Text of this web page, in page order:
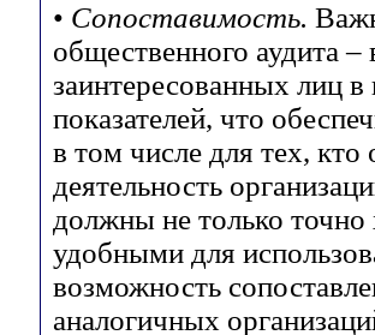
• Сопоставимость.
общественного аудита
заинтересованных лиц
показателей, что
в том числе для тех,
деятельность
должны не только точно
удобными для
возможность
аналогичных